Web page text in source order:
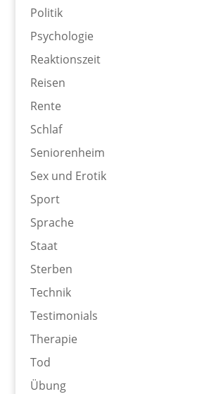
Politik
Psychologie
Reaktionszeit
Reisen
Rente
Schlaf
Seniorenheim
Sex und Erotik
Sport
Sprache
Staat
Sterben
Technik
Testimonials
Therapie
Tod
Übung